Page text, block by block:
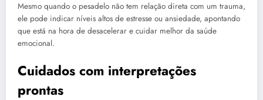
Mesmo quando o pesadelo não tem relação direta com um trauma,
ele pode indicar níveis altos de estresse ou ansiedade, apontando
que está na hora de desacelerar e cuidar melhor da saúde
emocional.
Cuidados com interpretações
prontas